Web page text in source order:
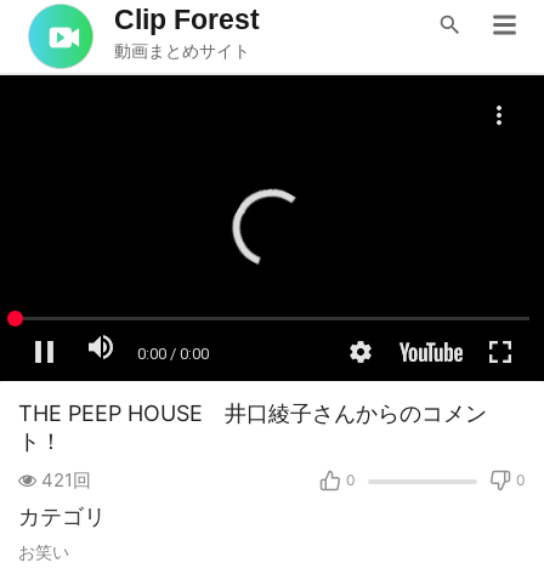
Clip Forest
動画まとめサイト
THE PEEP HOUSE 井口綾子さんからのコメン
ト！
0 0
421回
カテゴリ
お笑い